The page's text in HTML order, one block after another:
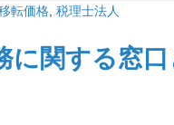
転価格 税理士法人
に関する窓